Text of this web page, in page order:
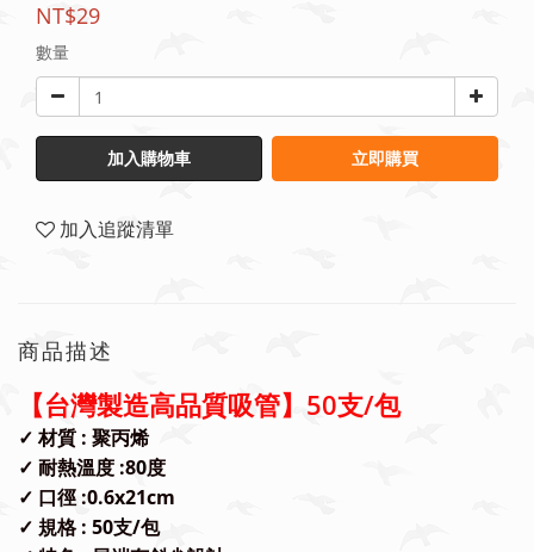
NT$29
數量
加入購物車 立即購買
加入追蹤清單
商品描述
【台灣製造高品質吸管】50支/包
✓材質 : 聚丙烯
✓ 耐熱溫度 :80度
✓ 口徑 :0.6x21cm
✓ 規格 : 50支/包